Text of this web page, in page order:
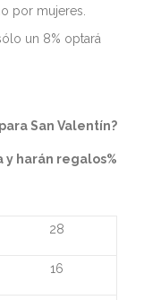
por mujeres.
un 8% optará
San Valentín?
y harán regalos%
28
16